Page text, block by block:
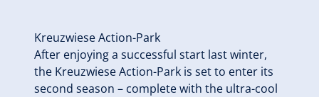
Kreuzwiese Action-Park
After enjoying a successful start last winter,
the Kreuzwiese Action-Park is set to enter its
second season – complete with the ultra-cool